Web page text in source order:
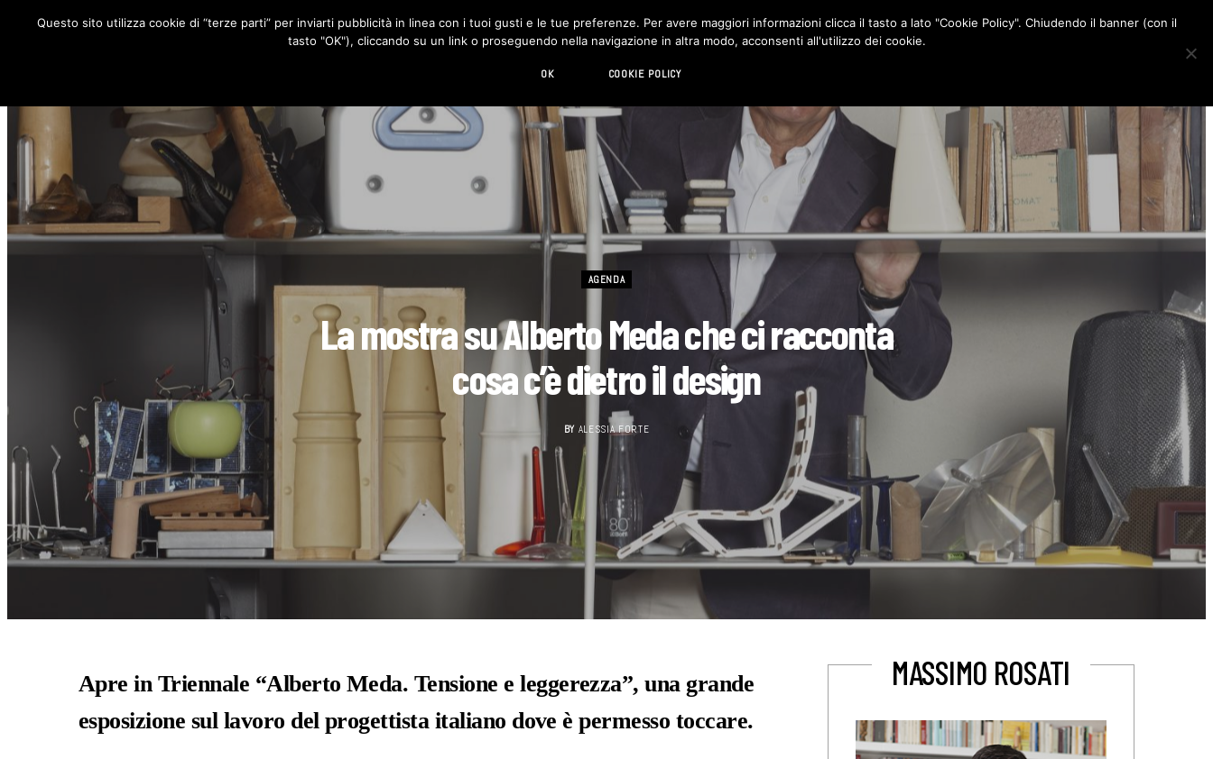
RUBRICHE DESIGN LIVING HI-TECH CHI SIAMO CONTATTI
o
k
g
m
r
d
AGENDA
La mostra su Alberto Meda che ci racconta
cosa c’è dietro il design
BY ALESSIA FORTE
Apre in Triennale “Alberto Meda. Tensione e leggerezza”, una grande
esposizione sul lavoro del progettista italiano dove è permesso toccare.
MASSIMO ROSATI
Questo sito utilizza cookie di “terze parti” per inviarti pubblicità in linea con i tuoi gusti e le tue preferenze. Per avere maggiori informazioni clicca il tasto a lato "Cookie Policy". Chiudendo il banner (con il
tasto "OK"), cliccando su un link o proseguendo nella navigazione in altra modo, acconsenti all'utilizzo dei cookie.
OK COOKIE POLICY